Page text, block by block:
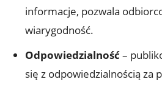
informacje, pozwala
wiarygodność.
Odpowiedzialność–
się z odpowiedzialnością za